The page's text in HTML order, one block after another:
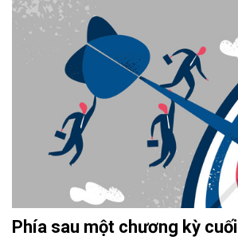
Phía sau một chương kỳ cuối